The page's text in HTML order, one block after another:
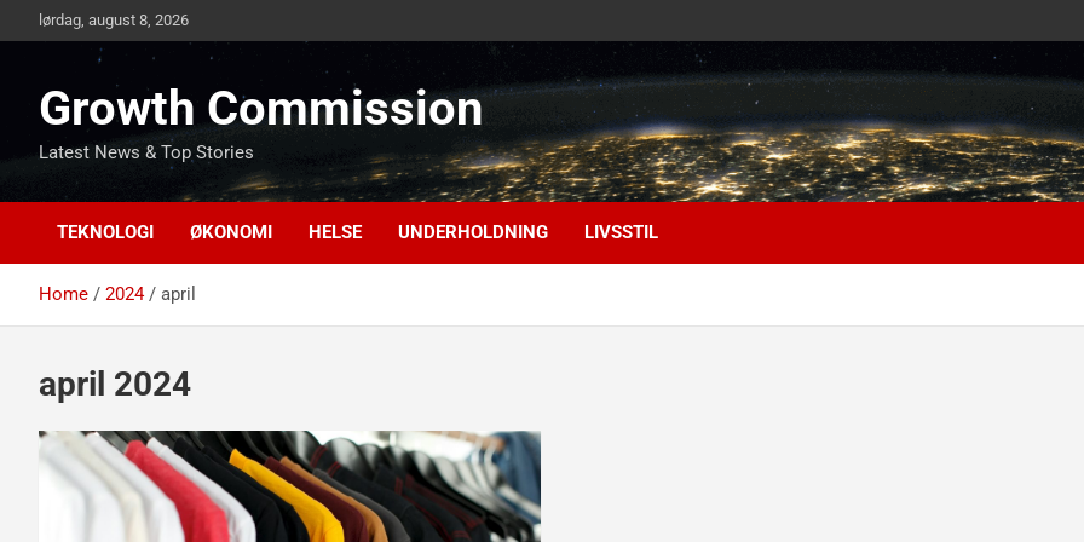
to
lørdag, august 8, 2026
Growth Commission
Latest News & Top Stories
TEKNOLOGI ØKONOMI HELSE UNDERHOLDNING LIVSSTIL
Home 2024 april
april 2024